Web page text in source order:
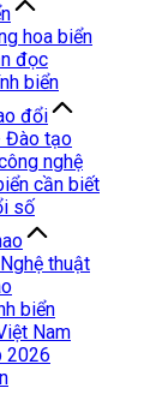
hoa biển
đọc
biển
đổi
Đào tạo
nghệ
cần biết
số
thuật
biển
Nam
2026